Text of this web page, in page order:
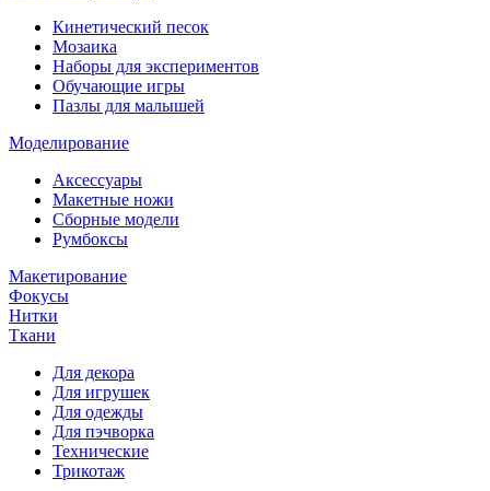
Кинетический песок
Мозаика
Наборы для экспериментов
Обучающие игры
Пазлы для малышей
Моделирование
Аксессуары
Макетные ножи
Сборные модели
Румбоксы
Макетирование
Фокусы
Нитки
Ткани
Для декора
Для игрушек
Для одежды
Для пэчворка
Технические
Трикотаж